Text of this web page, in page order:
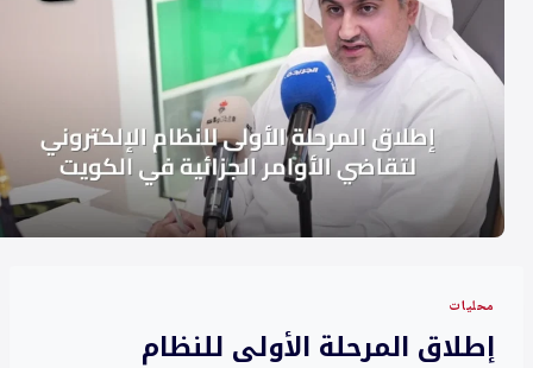
محليات
إطلاق المرحلة الأولى للنظام